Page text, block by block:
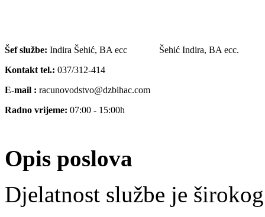
Šef službe: Indira Šehić, BA ecc
Kontakt tel.: 037/312-414
E-mail : racunovodstvo@dzbihac.com
Radno vrijeme: 07:00 - 15:00h
Šehić Indira, BA ecc.
Opis poslova
Djelatnost službe je